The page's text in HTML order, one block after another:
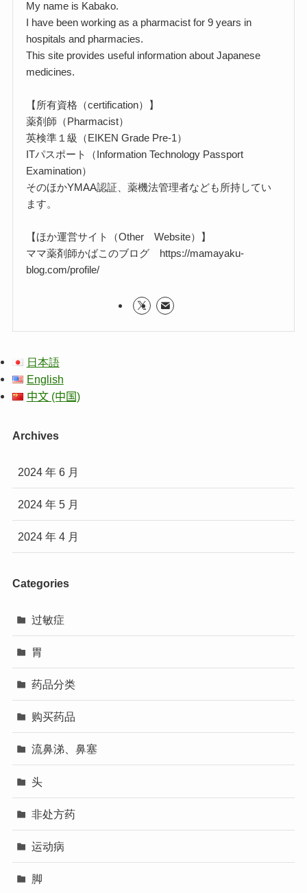
My name is Kabako.
I have been working as a pharmacist for 9 years in
hospitals and pharmacies.
This site provides useful information about Japanese
medicines.
【所有資格（certification）】
薬剤師（Pharmacist）
英検準１級（EIKEN Grade Pre-1）
ITパスポート（Information Technology Passport
Examination）
そのほかYMAA認証、薬機法管理者なども所持してい
ます。
【ほか運営サイト（Other Website）】
ママ薬剤師かばこのブログ https://mamayaku-
blog.com/profile/
日本語
English
中文 (中国)
Archives
2024 年 6 月
2024 年 5 月
2024 年 4 月
Categories
过敏症
胃
药品分类
购买药品
流鼻涕、鼻塞
头
非处方药
运动病
脚